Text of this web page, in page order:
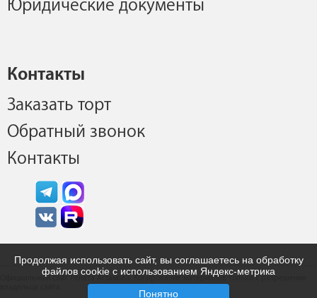
Юридические документы
Контакты
Заказать торт
Обратный звонок
Контакты
Официальный сайт Рената Агзамова. Копирование материалов только с разрешения
Продолжая использовать сайт, вы соглашаетесь на обработку
файлов cookie с использованием Яндекс-метрика
Понятно